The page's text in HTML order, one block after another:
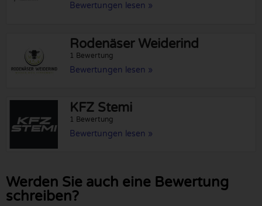
Bewertungen lesen »
Rodenäser Weiderind
1 Bewertung
Bewertungen lesen »
KFZ Stemi
1 Bewertung
Bewertungen lesen »
Werden Sie auch eine Bewertung
schreiben?